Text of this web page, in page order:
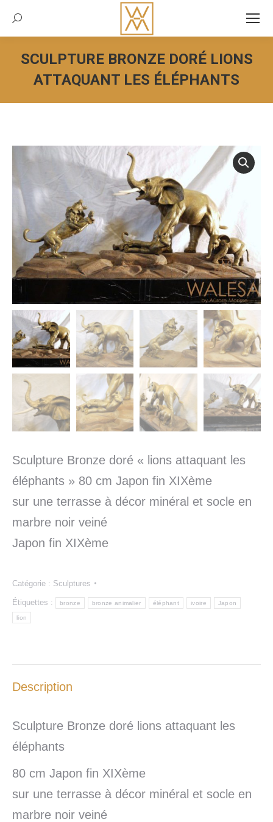
Recherche:
SCULPTURE BRONZE DORÉ LIONS
ATTAQUANT LES ÉLÉPHANTS
Vous êtes ici :
Sculpture Bronze doré « lions attaquant les
éléphants » 80 cm Japon fin XIXème
sur une terrasse à décor minéral et socle en
marbre noir veiné
Japon fin XIXème
Catégorie : Sculptures
Étiquettes : bronze bronze animalier éléphant ivoire Japon
lion
Description
Sculpture Bronze doré lions attaquant les
éléphants
80 cm Japon fin XIXème
sur une terrasse à décor minéral et socle en
marbre noir veiné